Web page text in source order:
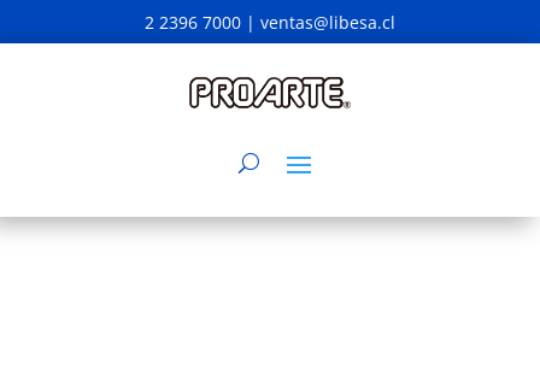
2 2396 7000 | ventas@libesa.cl